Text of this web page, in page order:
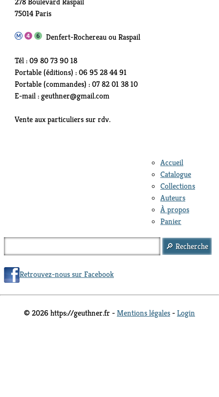
75014 Paris
Denfert-Rochereau ou Raspail
Tél : 09 80 73 90 18
Portable (éditions) : 06 95 28 44 91
Portable (commandes) : 07 82 01 38 10
E-mail : geuthner@gmail.com
Vente aux particuliers sur rdv.
Accueil
Catalogue
Collections
Auteurs
À propos
Panier
Retrouvez-nous sur Facebook
© 2026 https://geuthner.fr -Mentions légales -Login